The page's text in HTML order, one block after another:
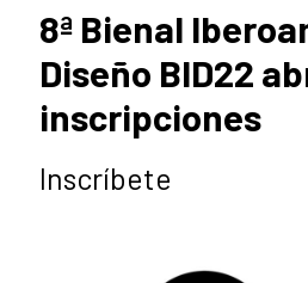
8ª Bienal
Diseño BID22
inscripciones
Inscríbete